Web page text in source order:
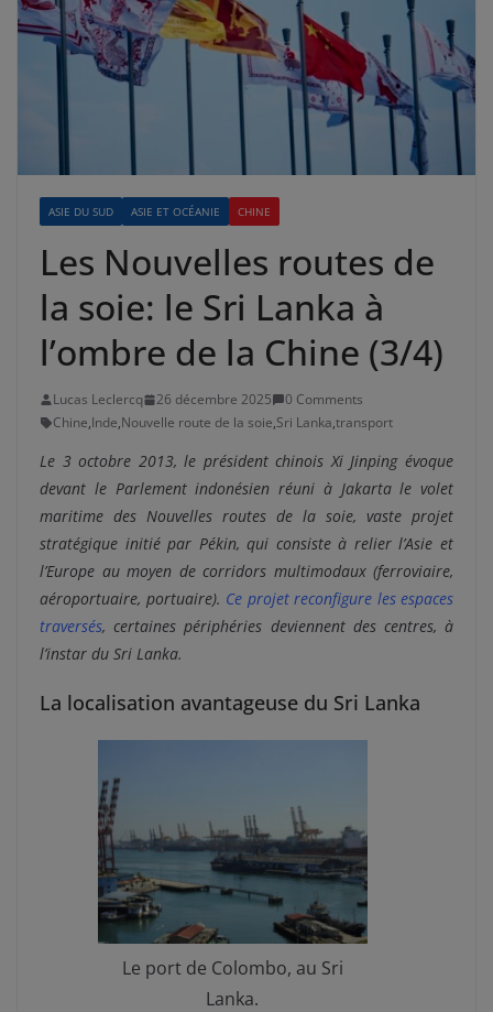
ASIE DU SUD ASIE ET OCÉANIE CHINE
Les Nouvelles routes de
la soie: le Sri Lanka à
l’ombre de la Chine (3/4)
Lucas Leclercq 26 décembre 2025
0 Comments
Chine,Inde,Nouvelle route de la soie,Sri Lanka,transport
Le 3 octobre 2013, le président chinois Xi Jinping évoque
devant le Parlement indonésien réuni à Jakarta le volet
maritime des Nouvelles routes de la soie, vaste projet
stratégique initié par Pékin, qui consiste à relier l’Asie et
l’Europe au moyen de corridors multimodaux (ferroviaire,
aéroportuaire, portuaire). Ce projet reconfigure les espaces
traversés, certaines périphéries deviennent des centres, à
l’instar du Sri Lanka.
La localisation avantageuse du Sri Lanka
Le port de Colombo, au Sri
Lanka.